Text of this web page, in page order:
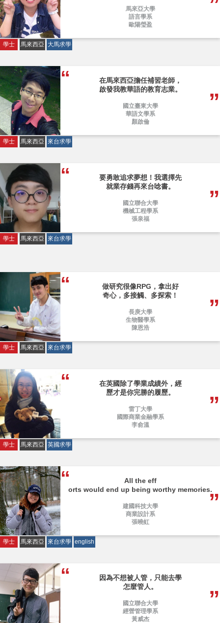
馬來亞大學
語言學系
歐陽瑩盈
學士 馬來西亞 大馬求學
在馬來西亞擔任補習老師，
啟發我教華語的教育志業。
國立臺東大學
華語文學系
顏啟倫
學士 馬來西亞 來台求學
要勇敢追求夢想！我選擇先
就業存錢再來台唸書。
國立聯合大學
機械工程學系
張泉福
學士 馬來西亞 來台求學
做研究很像RPG，拿出好
奇心，多接觸、多探索！
長庚大學
生物醫學系
陳恩浩
學士 馬來西亞 來台求學
在英國除了學業成績外，經
歷才是你完勝的履歷。
雷丁大學
國際商業金融學系
李俞溫
學士 馬來西亞 英國求學
All the eff
orts would end up being worthy memories.
建國科技大學
商業設計系
張曉虹
學士 馬來西亞 來台求學 english
因為不想被人管，只能去學
怎麼管人。
國立聯合大學
經營管理學系
黃威杰